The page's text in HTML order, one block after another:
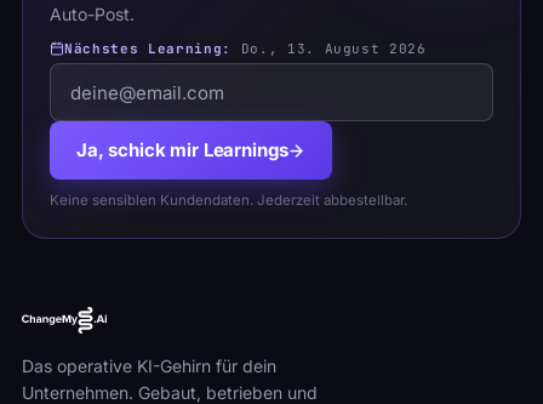
Auto-Post.
Nächstes Learning: Do., 13. August 2026
Ja, schick mir Learnings
Keine sensiblen Kundendaten. Jederzeit abbestellbar.
Das operative KI-Gehirn für dein
Unternehmen. Gebaut, betrieben und